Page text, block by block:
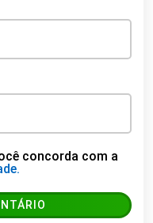
concorda com a